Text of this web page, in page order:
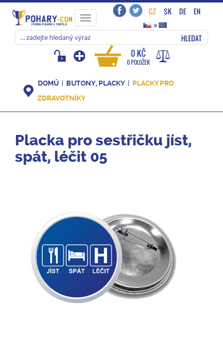
Toggle
navigation
CZ SK DE
EN
»
HLEDAT
0 KČ
0 POLOŽEK
DOMŮ BUTONY, PLACKY
PLACKY PRO
ZDRAVOTNÍKY
Placka pro sestřičku jíst,
spát, léčit 05